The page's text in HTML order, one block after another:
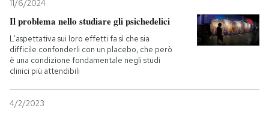
PODCAST
NEWSLETTER
11/6/2024
Il problema nello studiare gli psichedelici
L’aspettativa sui loro effetti fa sì che sia
difficile confonderli con un placebo, che però
è una condizione fondamentale negli studi
clinici più attendibili
4/2/2023